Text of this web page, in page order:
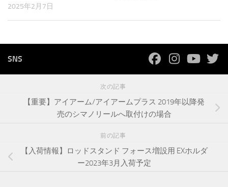
2025年2月7日
SNS
次の記事
【重要】アイアーム/アイアームプラス 2019年以降発
売のシマノリールへ取付けの場合
前の記事
【入荷情報】ロッドスタンド フォース増設用 EXホルダ
ー2023年3月入荷予定